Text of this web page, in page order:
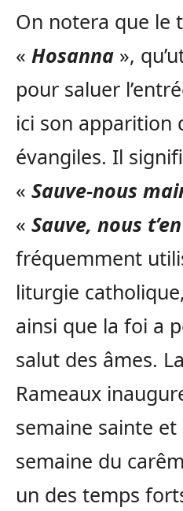
On notera que le
« Hosanna »,
pour saluer
ici son apparition
évangiles. Il
« Sauve-nous
« Sauve, nous
fréquemment
liturgie
ainsi que la foi a
salut des âmes.
Rameaux
semaine sainte
semaine du
un des temps